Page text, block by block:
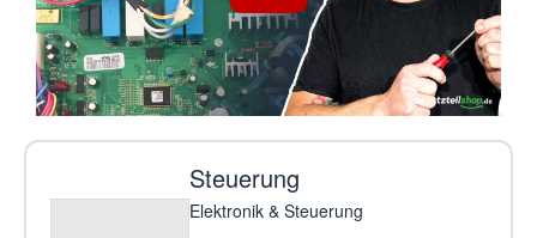
Steuerung
Elektronik & Steuerung